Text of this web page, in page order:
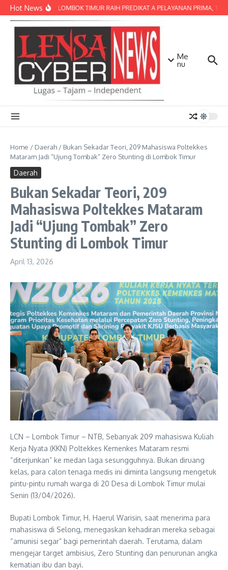
Lewati ke konten
Hot NewsPOLRES LOMBOK TIMUR RAIH PREDIKAT A PELAYANAN PRIMA,
Me
nu
Home / Daerah / Bukan Sekadar Teori, 209 Mahasiswa Poltekkes
Mataram Jadi “Ujung Tombak” Zero Stunting di Lombok Timur
Daerah
Bukan Sekadar Teori, 209
Mahasiswa Poltekkes Mataram
Jadi “Ujung Tombak” Zero
Stunting di Lombok Timur
April 13, 2026
LCN – Lombok Timur – NTB, Sebanyak 209 mahasiswa Kuliah
Kerja Nyata (KKN) Poltekkes Kemenkes Mataram resmi
“diterjunkan” ke medan laga sesungguhnya. Bukan diruang
kelas, para calon tenaga medis ini diminta langsung mengetuk
pintu-pintu rumah warga di 20 Desa di Lombok Timur mulai
Senin (13/04/2026).
Bupati Lombok Timur, H. Haerul Warisin, saat menerima para
mahasiswa di Selong, menegaskan kehadiran mereka sebagai
“amunisi segar” bagi pemerintah daerah. Terutama, dalam
mengejar target ambisius, Zero Stunting dan penurunan angka
kematian ibu dan bayi.